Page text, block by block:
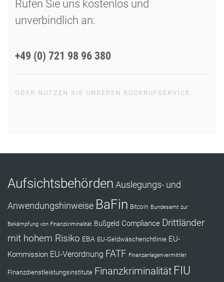
Rufen Sie uns kostenlos und
unverbindlich an:
+49 (0) 721 98 96 380
ODER NUTZEN SIE UNSEREN RÜCKRUFSERVICE:
Aufsichtsbehörden Auslegungs- und
Anwendungshinweise BaFin Bitcoin Bundesamt zur
Bekämpfung von Finanzkriminalität Bußgeld Compliance Drittländer
mit hohem Risiko EBA EU-Geldwäscherichtlinie EU-
Kommission EU-Verordnung FATF Finanzanlagenvermittler
Finanzdienstleistungsinstitute Finanzkriminalität FIU